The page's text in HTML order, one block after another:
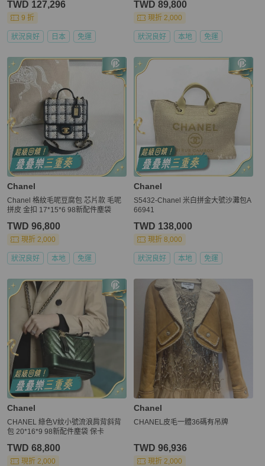
TWD 127,296
9 折
狀況良好 日本 免運
TWD 89,800
現折 2,000
狀況良好 本地 免運
Chanel
Chanel 格紋毛呢豆腐包 芯片款 毛呢
拼皮 金扣 17*15*6 98新配件塵袋
TWD 96,800
現折 2,000
狀況良好 本地 免運
Chanel
S5432-Chanel 米白拼金大號沙灘包A
66941
TWD 138,000
現折 8,000
狀況良好 本地 免運
Chanel
CHANEL 綠色V紋小號流浪肩背斜背
包 20*16*9 98新配件塵袋 保卡
TWD 68,800
現折 2,000
Chanel
CHANEL皮毛一體36碼有吊牌
TWD 96,936
現折 2,000